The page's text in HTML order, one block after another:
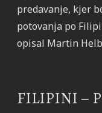
predavanje, kjer
potovanja po
opisal Martin
FILIPINI –